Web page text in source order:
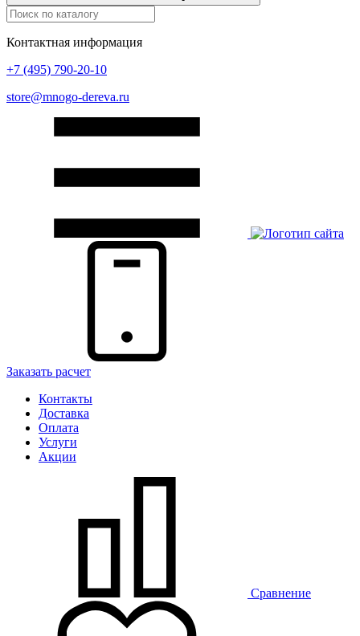
Контактная информация
+7 (495) 790-20-10
store@mnogo-dereva.ru
Заказать расчет
Контакты
Доставка
Оплата
Услуги
Акции
Сравнение